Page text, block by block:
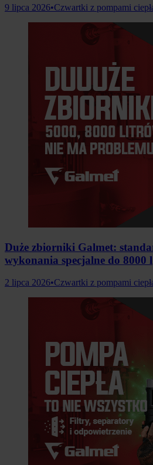
9 lipca 2026•Czwartki z pompami
Duże zbiorniki Galmet:
wykonania specjalne do 8000 l
2 lipca 2026•Czwartki z pompami